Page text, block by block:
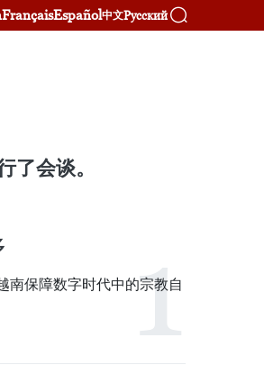
FrançaisEspañol中文Русский
了会谈。
南保障数字时代中的宗教自